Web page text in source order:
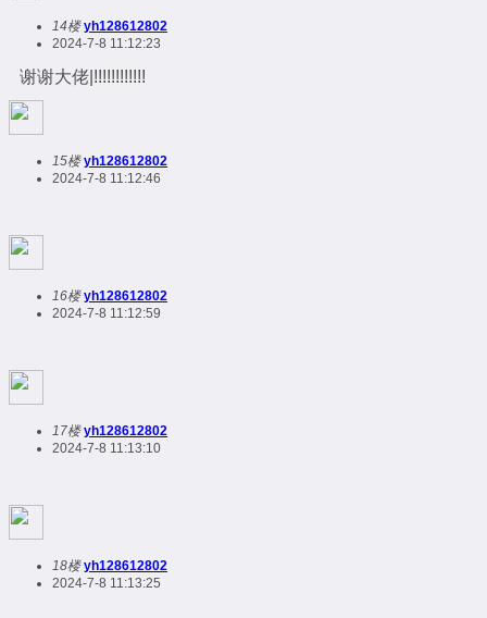
14楼 yh128612802
2024-7-8 11:12:23
谢谢大佬|!!!!!!!!!!!!
15楼 yh128612802
2024-7-8 11:12:46
16楼 yh128612802
2024-7-8 11:12:59
17楼 yh128612802
2024-7-8 11:13:10
18楼 yh128612802
2024-7-8 11:13:25